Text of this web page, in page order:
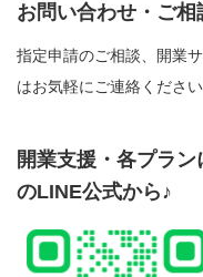
お問い合わせ・ご相
指定申請のご相談、開業
はお気軽にご連絡ください
開業支援・各プラ
のLINE公式から♪